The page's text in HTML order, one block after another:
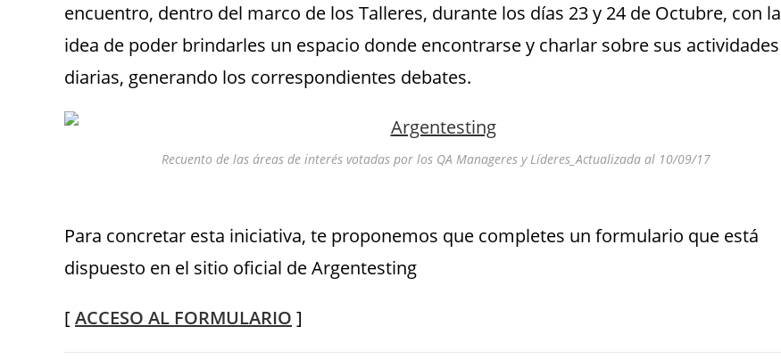
encuentro, dentro del marco de los Talleres, durante los días 23 y 24 de Octubre, con la
idea de poder brindarles un espacio donde encontrarse y charlar sobre sus actividades
diarias, generando los correspondientes debates.
Recuento de las áreas de interés votadas por los QA Manageres y Líderes_Actualizada al 10/09/17
Para concretar esta iniciativa, te proponemos que completes un formulario que está
dispuesto en el sitio oficial de Argentesting
[ ACCESO AL FORMULARIO ]